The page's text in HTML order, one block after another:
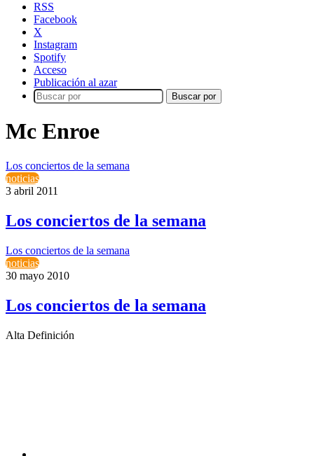
RSS
Facebook
X
Instagram
Spotify
Acceso
Publicación al azar
Buscar por
Mc Enroe
Los conciertos de la semana
noticias
3 abril 2011
Los conciertos de la semana
Los conciertos de la semana
noticias
30 mayo 2010
Los conciertos de la semana
Alta Definición